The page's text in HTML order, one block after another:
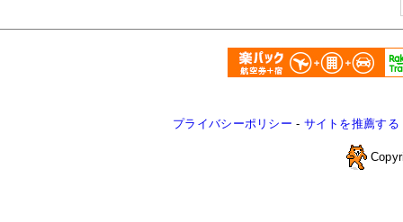
プライバシーポリシー - サイトを推薦する